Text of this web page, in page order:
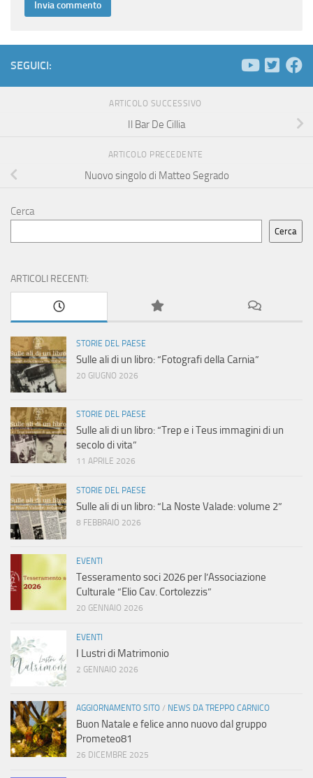
SEGUICI:
ARTICOLO SUCCESSIVO
Il Bar De Cillia
ARTICOLO PRECEDENTE
Nuovo singolo di Matteo Segrado
Cerca
Cerca
ARTICOLI RECENTI:
STORIE DEL PAESE
Sulle ali di un libro: “Fotografi della Carnia”
20 GIUGNO 2026
STORIE DEL PAESE
Sulle ali di un libro: “Trep e i Teus immagini di un
secolo di vita”
11 APRILE 2026
STORIE DEL PAESE
Sulle ali di un libro: “La Noste Valade: volume 2”
8 FEBBRAIO 2026
EVENTI
Tesseramento soci 2026 per l’Associazione
Culturale “Elio Cav. Cortolezzis”
20 GENNAIO 2026
EVENTI
I Lustri di Matrimonio
2 GENNAIO 2026
AGGIORNAMENTO SITO / NEWS DA TREPPO CARNICO
Buon Natale e felice anno nuovo dal gruppo
Prometeo81
26 DICEMBRE 2025